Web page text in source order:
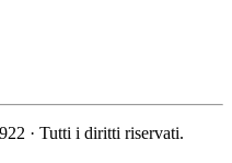
· Tutti i diritti riservati.